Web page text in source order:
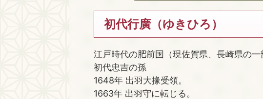
初代行廣（ゆきひろ）
江戸時代の肥前国（現佐賀県、長崎県の一
初代忠吉の孫
1648年 出羽大掾受領。
1663年 出羽守に転じる。